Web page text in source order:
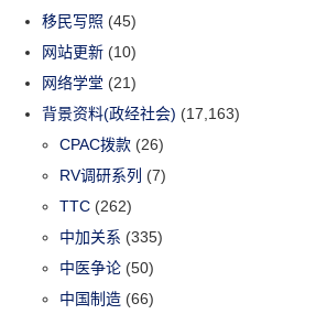
移民写照 (45)
网站更新 (10)
网络学堂 (21)
背景资料(政经社会) (17,163)
CPAC拨款 (26)
RV调研系列 (7)
TTC (262)
中加关系 (335)
中医争论 (50)
中国制造 (66)